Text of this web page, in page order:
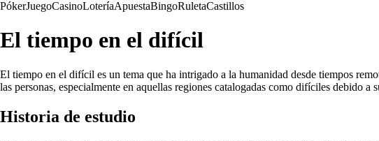
PókerJuegoCasinoLoteríaApuestaBingoRuletaCastillos
El tiempo en el difícil
El tiempo en el difícil es un tema que ha intrigado a la humanidad desde tiempos
las personas, especialmente en aquellas regiones catalogadas como difíciles debido a
Historia de estudio